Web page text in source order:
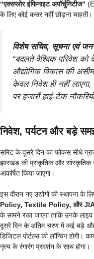
“एक्सप्लोर इंफिनाइट अपॉर्चुनिटीज”
के लिए कोई कसर नहीं छोड़ना चाहती।
विशेष सचिव, सूचना एवं
“बदलते वैश्विक परिवेश
औद्योगिक विकास की
केवल निवेश ही नहीं
पर हजारों हाई-टेक
निवेश, पर्यटन और बड़े
समिट के दूसरे दिन का फोकस सीधे
झारखंड की प्राकृतिक और सांस्कृतिक
आकर्षित किया जाएगा।
इस दौरान नए उद्योगों की स्थापना के
Policy, Textile Policy, और
के सामने रखा जाएगा ताकि उनके
दूसरे दिन के अंतिम चरण में कई बड़े
डिजिटल पोर्टल्स की लॉन्चिंग होगी।
नृत्य के रंगारंग प्रदर्शन के साथ होगा।